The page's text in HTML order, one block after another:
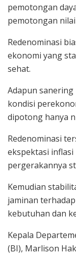
pemotongan
pemotongan
Redenominasi
ekonomi yang
sehat.
Adapun
kondisi
dipotong hanya
Redenominasi
ekspektasi
pergerakannya
Kemudian
jaminan
kebutuhan dan
Kepala
(BI), Marlison